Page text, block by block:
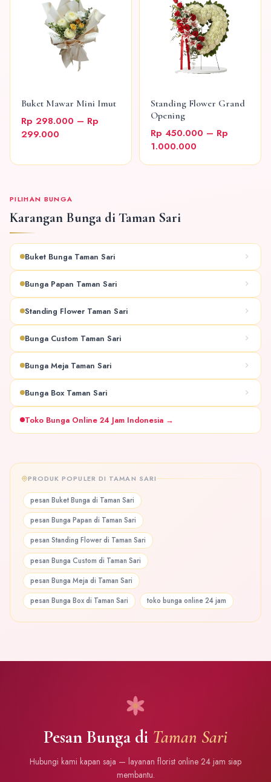
Buket Mawar Mini Imut
Rp 298.000 – Rp
299.000
Standing Flower Grand
Opening
Rp 450.000 – Rp
1.000.000
PILIHAN BUNGA
Karangan Bunga di Taman Sari
Buket Bunga Taman Sari
Bunga Papan Taman Sari
Standing Flower Taman Sari
Bunga Custom Taman Sari
Bunga Meja Taman Sari
Bunga Box Taman Sari
Toko Bunga Online 24 Jam Indonesia →
PRODUK POPULER DI TAMAN SARI
pesan Buket Bunga di Taman Sari
pesan Bunga Papan di Taman Sari
pesan Standing Flower di Taman Sari
pesan Bunga Custom di Taman Sari
pesan Bunga Meja di Taman Sari
pesan Bunga Box di Taman Sari toko bunga online 24 jam
Pesan Bunga di Taman Sari
Hubungi kami kapan saja — layanan florist online 24 jam siap
membantu.